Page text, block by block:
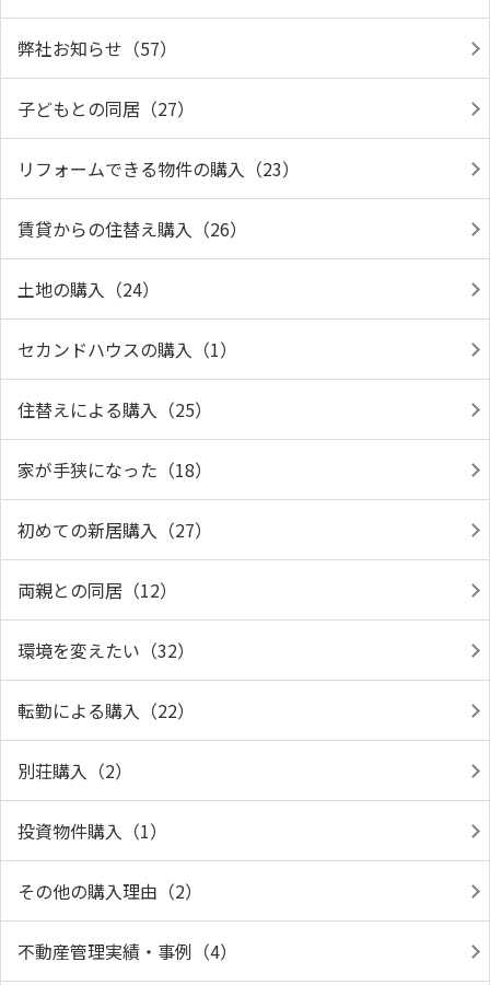
弊社お知らせ（57）
子どもとの同居（27）
リフォームできる物件の購入（23）
賃貸からの住替え購入（26）
土地の購入（24）
セカンドハウスの購入（1）
住替えによる購入（25）
家が手狭になった（18）
初めての新居購入（27）
両親との同居（12）
環境を変えたい（32）
転勤による購入（22）
別荘購入（2）
投資物件購入（1）
その他の購入理由（2）
不動産管理実績・事例（4）